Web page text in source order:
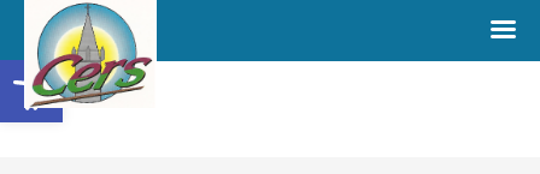
Ouvrir la barre d’outils